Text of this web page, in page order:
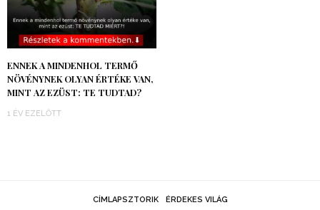
ENNEK A MINDENHOL TERMŐ
NÖVÉNYNEK OLYAN ÉRTÉKE VAN,
MINT AZ EZÜST: TE TUDTAD?
1 ÉV EZELŐTT
CÍMLAPSZTORIK ÉRDEKES VILÁG